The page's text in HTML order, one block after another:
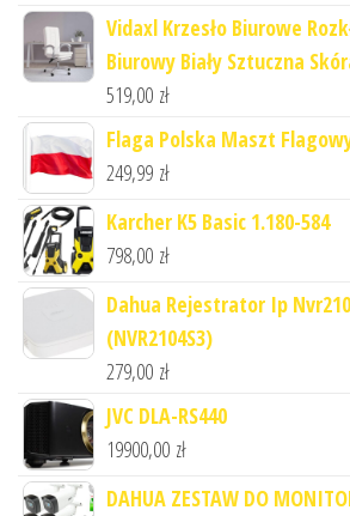
Vidaxl Krzesło Biurowe
Biurowy Biały Sztuczna
519,00 zł
Flaga Polska Maszt
249,99 zł
Karcher K5 Basic 1.180-584
798,00 zł
Dahua Rejestrator Ip
(NVR2104S3)
279,00 zł
JVC DLA-RS440
19900,00 zł
DAHUA ZESTAW DO